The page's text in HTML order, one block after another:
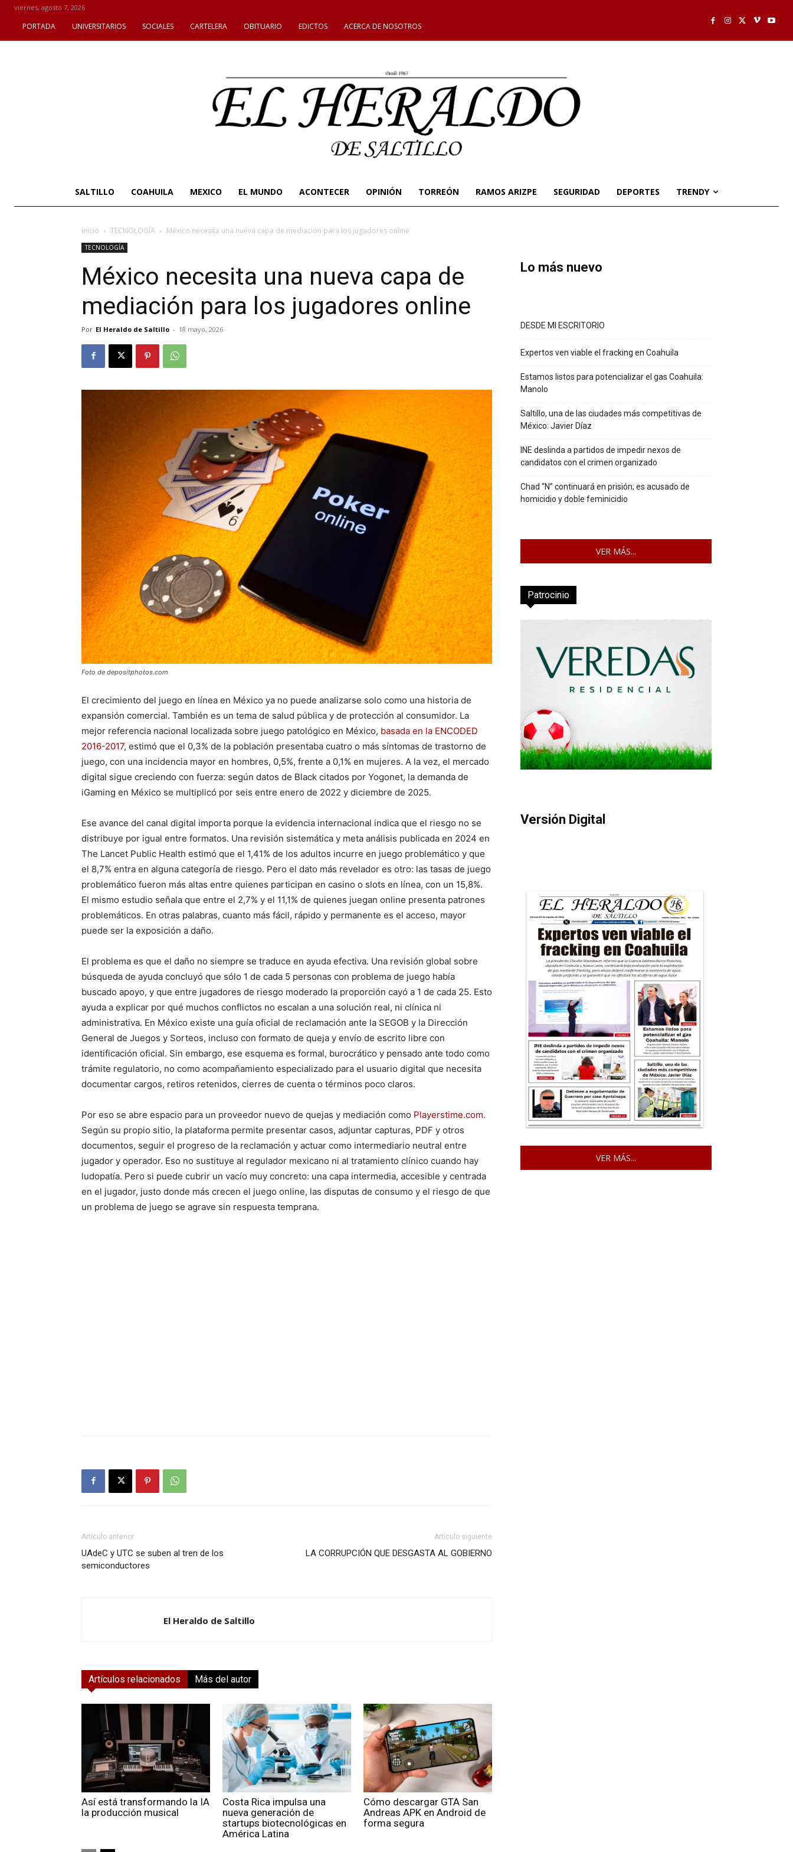
viernes, agosto 7, 2026
PORTADA UNIVERSITARIOS SOCIALES CARTELERA OBITUARIO EDICTOS ACERCA DE NOSOTROS
SALTILLO COAHUILA MEXICO EL MUNDO ACONTECER OPINIÓN TORREÓN RAMOS ARIZPE SEGURIDAD DEPORTES TRENDY
Inicio TECNOLOGÍA México necesita una nueva capa de mediación para los jugadores online
TECNOLOGÍA
México necesita una nueva capa de
mediación para los jugadores online
Por El Heraldo de Saltillo - 18 mayo, 2026
Foto de depositphotos.com
El crecimiento del juego en línea en México ya no puede analizarse solo como una historia de
expansión comercial. También es un tema de salud pública y de protección al consumidor. La
mejor referencia nacional localizada sobre juego patológico en México, basada en la ENCODED
2016-2017, estimó que el 0,3% de la población presentaba cuatro o más síntomas de trastorno de
juego, con una incidencia mayor en hombres, 0,5%, frente a 0,1% en mujeres. A la vez, el mercado
digital sigue creciendo con fuerza: según datos de Black citados por Yogonet, la demanda de
iGaming en México se multiplicó por seis entre enero de 2022 y diciembre de 2025.
Ese avance del canal digital importa porque la evidencia internacional indica que el riesgo no se
distribuye por igual entre formatos. Una revisión sistemática y meta análisis publicada en 2024 en
The Lancet Public Health estimó que el 1,41% de los adultos incurre en juego problemático y que
el 8,7% entra en alguna categoría de riesgo. Pero el dato más revelador es otro: las tasas de juego
problemático fueron más altas entre quienes participan en casino o slots en línea, con un 15,8%.
El mismo estudio señala que entre el 2,7% y el 11,1% de quienes juegan online presenta patrones
problemáticos. En otras palabras, cuanto más fácil, rápido y permanente es el acceso, mayor
puede ser la exposición a daño.
El problema es que el daño no siempre se traduce en ayuda efectiva. Una revisión global sobre
búsqueda de ayuda concluyó que sólo 1 de cada 5 personas con problema de juego había
buscado apoyo, y que entre jugadores de riesgo moderado la proporción cayó a 1 de cada 25. Esto
ayuda a explicar por qué muchos conflictos no escalan a una solución real, ni clínica ni
administrativa. En México existe una guía oficial de reclamación ante la SEGOB y la Dirección
General de Juegos y Sorteos, incluso con formato de queja y envío de escrito libre con
identificación oficial. Sin embargo, ese esquema es formal, burocrático y pensado ante todo como
trámite regulatorio, no como acompañamiento especializado para el usuario digital que necesita
documentar cargos, retiros retenidos, cierres de cuenta o términos poco claros.
Por eso se abre espacio para un proveedor nuevo de quejas y mediación como Playerstime.com.
Según su propio sitio, la plataforma permite presentar casos, adjuntar capturas, PDF y otros
documentos, seguir el progreso de la reclamación y actuar como intermediario neutral entre
jugador y operador. Eso no sustituye al regulador mexicano ni al tratamiento clínico cuando hay
ludopatía. Pero si puede cubrir un vacío muy concreto: una capa intermedia, accesible y centrada
en el jugador, justo donde más crecen el juego online, las disputas de consumo y el riesgo de que
un problema de juego se agrave sin respuesta temprana.
Artículo anterior
UAdeC y UTC se suben al tren de los
semiconductores
Artículo siguiente
LA CORRUPCIÓN QUE DESGASTA AL GOBIERNO
El Heraldo de Saltillo
Artículos relacionados Más del autor
Así está transformando la IA
la producción musical
Costa Rica impulsa una
nueva generación de
startups biotecnológicas en
América Latina
Cómo descargar GTA San
Andreas APK en Android de
forma segura
Lo más nuevo
DESDE MI ESCRITORIO
Expertos ven viable el fracking en Coahuila
Estamos listos para potencializar el gas Coahuila:
Manolo
Saltillo, una de las ciudades más competitivas de
México: Javier Díaz
INE deslinda a partidos de impedir nexos de
candidatos con el crimen organizado
Chad “N” continuará en prisión; es acusado de
homicidio y doble feminicidio
VER MÁS...
Patrocinio
Versión Digital
VER MÁS...